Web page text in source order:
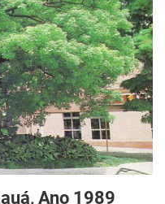
Ano 1989